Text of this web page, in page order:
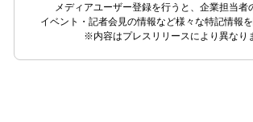
メディアユーザー登録を行うと、企業担当者
イベント・記者会見の情報など様々な特記情報を
※内容はプレスリリースにより異なり